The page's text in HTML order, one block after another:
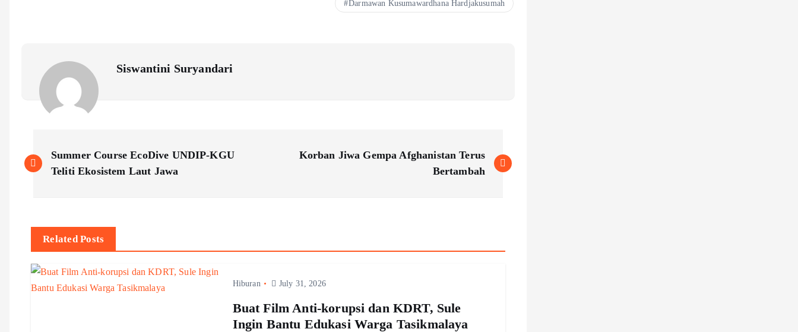
Darmawan Kusumawardhana Hardjakusumah
Siswantini Suryandari
o
n
Summer Course EcoDive UNDIP-KGU
Teliti Ekosistem Laut Jawa
Korban Jiwa Gempa Afghanistan Terus
Bertambah
Related Posts
Hiburan July 31, 2026
Buat Film Anti-korupsi dan KDRT, Sule
Ingin Bantu Edukasi Warga Tasikmalaya